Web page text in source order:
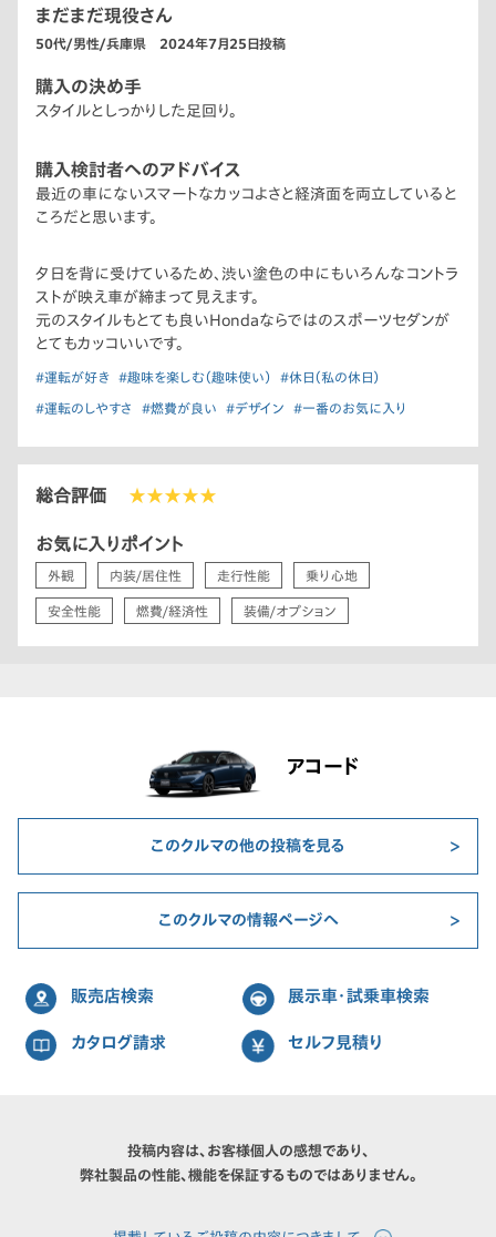
まだまだ現役さん
50代/男性/兵庫県 2024年7月25日投稿
購入の決め手
スタイルとしっかりした足回り。
購入検討者へのアドバイス
最近の車にないスマートなカッコよさと経済面を両立していると
ころだと思います。
夕日を背に受けているため、渋い塗色の中にもいろんなコントラ
ストが映え車が締まって見えます。
元のスタイルもとても良いHondaならではのスポーツセダンが
とてもカッコいいです。
#運転が好き #趣味を楽しむ（趣味使い） #休日（私の休日）
#運転のしやすさ #燃費が良い #デザイン #一番のお気に入り
総合評価 ★★★★★
お気に入りポイント
外観 内装/居住性 走行性能 乗り心地
安全性能 燃費/経済性 装備/オプション
アコード
このクルマの他の投稿を見る
このクルマの情報ページへ
販売店検索 展示車・試乗車検索
カタログ請求 セルフ見積り
投稿内容は、お客様個人の感想であり、
弊社製品の性能、機能を保証するものではありません。